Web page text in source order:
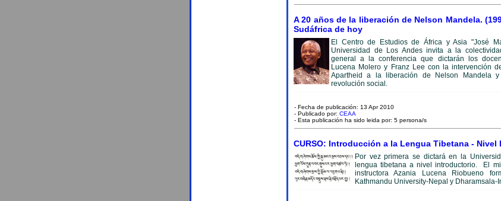
A 20 años de la liberación de Nelson Mandela.
Sudáfrica de hoy
El Centro de Estudios de África y Asia "José
Universidad de Los Andes invita a la
general a la conferencia que dictarán los
Lucena Molero y Franz Lee con la intervención
Apartheid a la liberación de Nelson Mandela
revolución social.
- Fecha de publicación: 13 Apr 2010
- Publicado por: CEAA
- Esta publicación ha sido leida por: 5 persona/s
CURSO: Introducción a la Lengua Tibetana - Nivel I
Por vez primera se dictará en la
lengua tibetana a nivel introductorio. El
instructora Azania Lucena Riobueno
Kathmandu University-Nepal y Dharamsala-